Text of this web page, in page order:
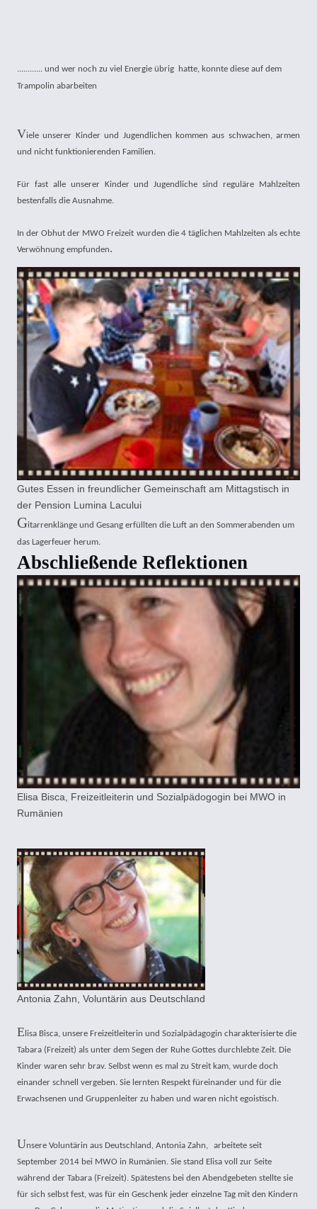
............ und wer noch zu viel Energie übrig hatte, konnte diese auf dem
Trampolin abarbeiten
Viele unserer Kinder und Jugendlichen kommen aus schwachen, armen
und nicht funktionierenden Familien.
Für fast alle unserer Kinder und Jugendliche sind reguläre Mahlzeiten
bestenfalls die Ausnahme.
In der Obhut der MWO Freizeit wurden die 4 täglichen Mahlzeiten als echte
Verwöhnung empfunden.
Gutes Essen in freundlicher Gemeinschaft am Mittagstisch in
der Pension Lumina Lacului
Gitarrenklänge und Gesang erfüllten die Luft an den Sommerabenden um
das Lagerfeuer herum.
Abschließende Reflektionen
Elisa Bisca, Freizeitleiterin und Sozialpädogogin bei MWO in
Rumänien
Antonia Zahn, Voluntärin aus Deutschland
E lisa Bisca, unsere Freizeitleiterin und Sozialpädagogin charakterisierte die
Tabara (Freizeit) als unter dem Segen der Ruhe Gottes durchlebte Zeit. Die
Kinder waren sehr brav. Selbst wenn es mal zu Streit kam, wurde doch
einander schnell vergeben. Sie lernten Respekt füreinander und für die
Erwachsenen und Gruppenleiter zu haben und waren nicht egoistisch.
Unsere Voluntärin aus Deutschland, Antonia Zahn,
arbeitete seit
September 2014 bei MWO in Rumänien. Sie stand Elisa voll zur Seite
während der Tabara (Freizeit). Spätestens bei den Abendgebeten stellte sie
für sich selbst fest, was für ein Geschenk jeder einzelne Tag mit den Kindern